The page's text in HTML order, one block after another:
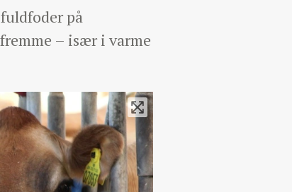
på
– især i varme